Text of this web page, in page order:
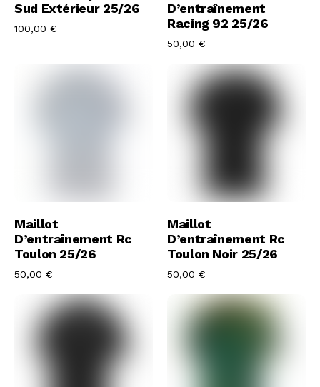
Sud Extérieur 25/26
100,00 €
D’entraînement
Racing 92 25/26
50,00 €
Acheter Le Maillot
Maillot
D’entraînement Rc
Toulon 25/26
50,00 €
Acheter Le Maillot
Maillot
D’entraînement Rc
Toulon Noir 25/26
50,00 €